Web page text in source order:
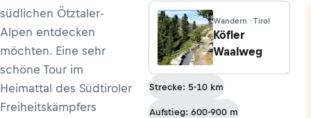
südlichen Ötztaler-
Alpen entdecken
möchten. Eine sehr
schöne Tour im
Heimattal des Südtiroler
Freiheitskämpfers
Wandern · Tirol
Köfler
Waalweg
Strecke: 5-10 km
Aufstieg: 600-900 m